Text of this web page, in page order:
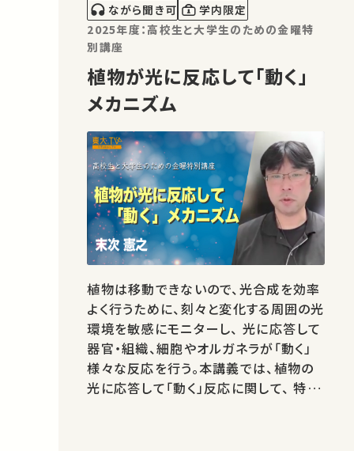
ながら聞き可
学内限定
2025年度：高校生と大学生のための金曜特
別講座
植物が光に反応して「動く」
メカニズム
植物は移動できないので、光合成を効率
よく行うために、刻々と変化する周囲の光
環境を敏感にモニターし、 光に応答して
器官・組織、細胞やオルガネラが「動く」
様々な反応を行う。本講義では、植物の
光に応答して「動く」反応に関して、 特に